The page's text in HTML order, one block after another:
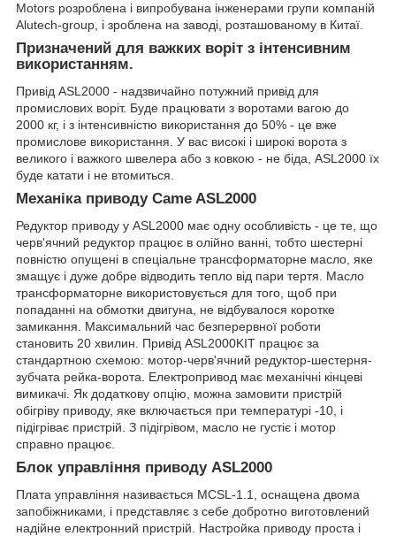
Motors розроблена і випробувана інженерами групи компаній
Alutech-group, і зроблена на заводі, розташованому в Китаї.
Призначений для важких воріт з інтенсивним
використанням.
Привід ASL2000 - надзвичайно потужний привід для
промислових воріт. Буде працювати з воротами вагою до
2000 кг, і з інтенсивністю використання до 50% - це вже
промислове використання. У вас високі і широкі ворота з
великого і важкого швелера або з ковкою - не біда, ASL2000 їх
буде катати і не втомиться.
Механіка приводу Came ASL2000
Редуктор приводу у ASL2000 має одну особливість - це те, що
черв'ячний редуктор працює в олійно ванні, тобто шестерні
повністю опущені в спеціальне трансформаторне масло, яке
змащує і дуже добре відводить тепло від пари тертя. Масло
трансформаторне використовується для того, щоб при
попаданні на обмотки двигуна, не відбувалося коротке
замикання. Максимальний час безперервної роботи
становить 20 хвилин. Привід ASL2000KIT працює за
стандартною схемою: мотор-черв'ячний редуктор-шестерня-
зубчата рейка-ворота. Електропривод має механічні кінцеві
вимикачі. Як додаткову опцію, можна замовити пристрій
обігріву приводу, яке включається при температурі -10, і
підігріває пристрій. З підігрівом, масло не густіє і мотор
справно працює.
Блок управління приводу ASL2000
Плата управління називається MCSL-1.1, оснащена двома
запобіжниками, і представляє з себе добротно виготовлений
надійне електронний пристрій. Настройка приводу проста і